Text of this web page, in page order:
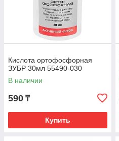
Кислота ортофосфорная
ЗУБР 30мл 55490-030
В наличии
590 ₸
Купить